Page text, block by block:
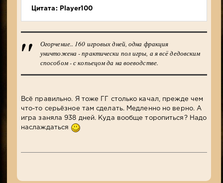
Цитата: Player100
Огорчение.. 160 игровых дней, одна фракция
уничтожена - практически пол игры, а я всё дедовским
способом - с копьецом да на воеводстве.
Всё правильно. Я тоже ГГ столько качал, прежде чем
что-то серьёзное там сделать. Медленно но верно. А
игра заняла 938 дней. Куда вообще торопиться? Надо
наслаждаться